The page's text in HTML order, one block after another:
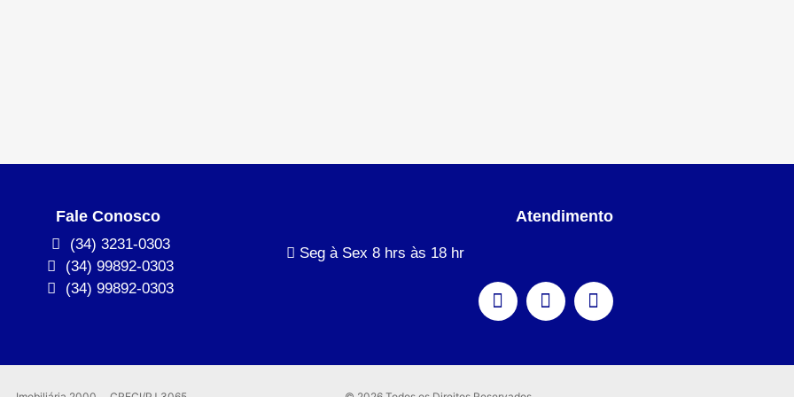
Fale Conosco
(34) 3231-0303
(34) 99892-0303
(34) 99892-0303
Atendimento
Seg à Sex 8 hrs às 18 hr